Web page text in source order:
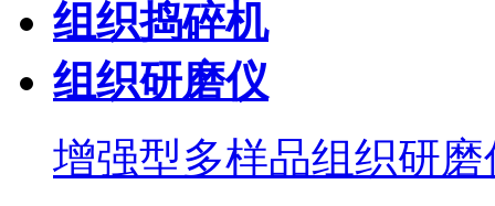
组织捣碎机
组织研磨仪
增强型多样品组织研磨